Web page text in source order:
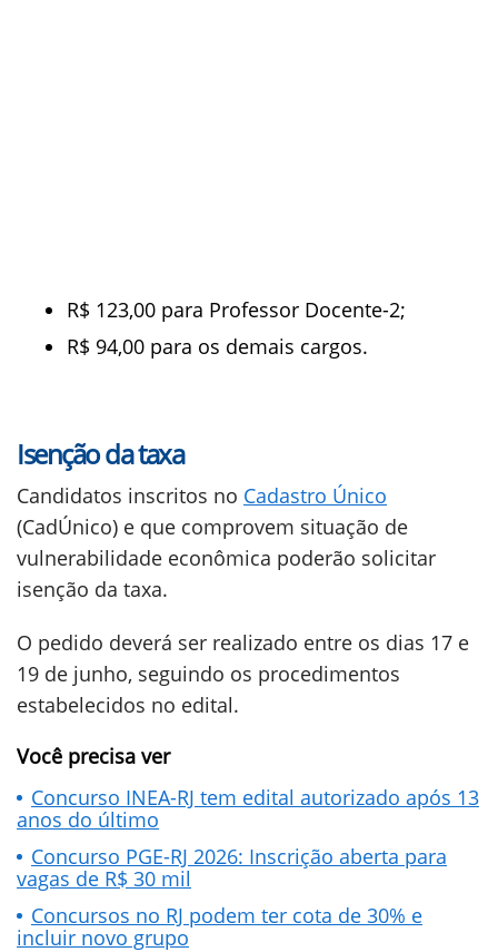
R$ 123,00 para Professor Docente-2;
R$ 94,00 para os demais cargos.
Isenção da taxa
Candidatos inscritos no Cadastro Único
(CadÚnico) e que comprovem situação de
vulnerabilidade econômica poderão solicitar
isenção da taxa.
O pedido deverá ser realizado entre os dias 17 e
19 de junho, seguindo os procedimentos
estabelecidos no edital.
Você precisa ver
Concurso INEA-RJ tem edital autorizado após 13
anos do último
Concurso PGE-RJ 2026: Inscrição aberta para
vagas de R$ 30 mil
Concursos no RJ podem ter cota de 30% e
incluir novo grupo